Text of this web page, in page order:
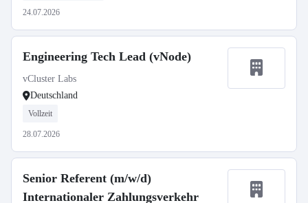
24.07.2026
Engineering Tech Lead (vNode)
vCluster Labs
Deutschland
Vollzeit
28.07.2026
Senior Referent (m/w/d)
Internationaler Zahlungsverkehr